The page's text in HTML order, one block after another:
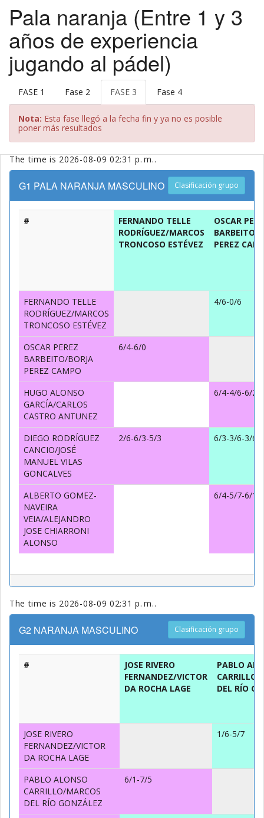
Pala naranja (Entre 1 y 3
años de experiencia
jugando al pádel)
FASE 1 Fase 2 FASE 3 Fase 4
Nota: Esta fase llegó a la fecha fin y ya no es posible
poner más resultados
The time is 2026-08-09 02:31 p. m..
G1 PALA NARANJA MASCULINO Clasificación grupo
#
FERNANDO TELLE
RODRÍGUEZ/MARCOS
TRONCOSO ESTÉVEZ
OSCAR
BARBEITO/
PEREZ
FERNANDO TELLE
RODRÍGUEZ/MARCOS
TRONCOSO ESTÉVEZ
4/6-0/6
OSCAR PEREZ
BARBEITO/BORJA
PEREZ CAMPO
6/4-6/0
HUGO ALONSO
GARCÍA/CARLOS
CASTRO ANTUNEZ
6/4-4/6-6/2
DIEGO RODRÍGUEZ
CANCIO/JOSÉ
MANUEL VILAS
GONCALVES
2/6-6/3-5/3 6/3-3/6-3/6
ALBERTO GOMEZ-
NAVEIRA
VEIA/ALEJANDRO
JOSE CHIARRONI
ALONSO
6/4-5/7-6/1
The time is 2026-08-09 02:31 p. m..
G2 NARANJA MASCULINO Clasificación grupo
#
JOSE RIVERO
FERNANDEZ/VICTOR
DA ROCHA LAGE
PABLO
CARRILLO/
DEL RÍO
JOSE RIVERO
FERNANDEZ/VICTOR
DA ROCHA LAGE
1/6-5/7
PABLO ALONSO
CARRILLO/MARCOS
DEL RÍO GONZÁLEZ
6/1-7/5